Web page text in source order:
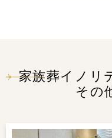
家族葬イノ
その